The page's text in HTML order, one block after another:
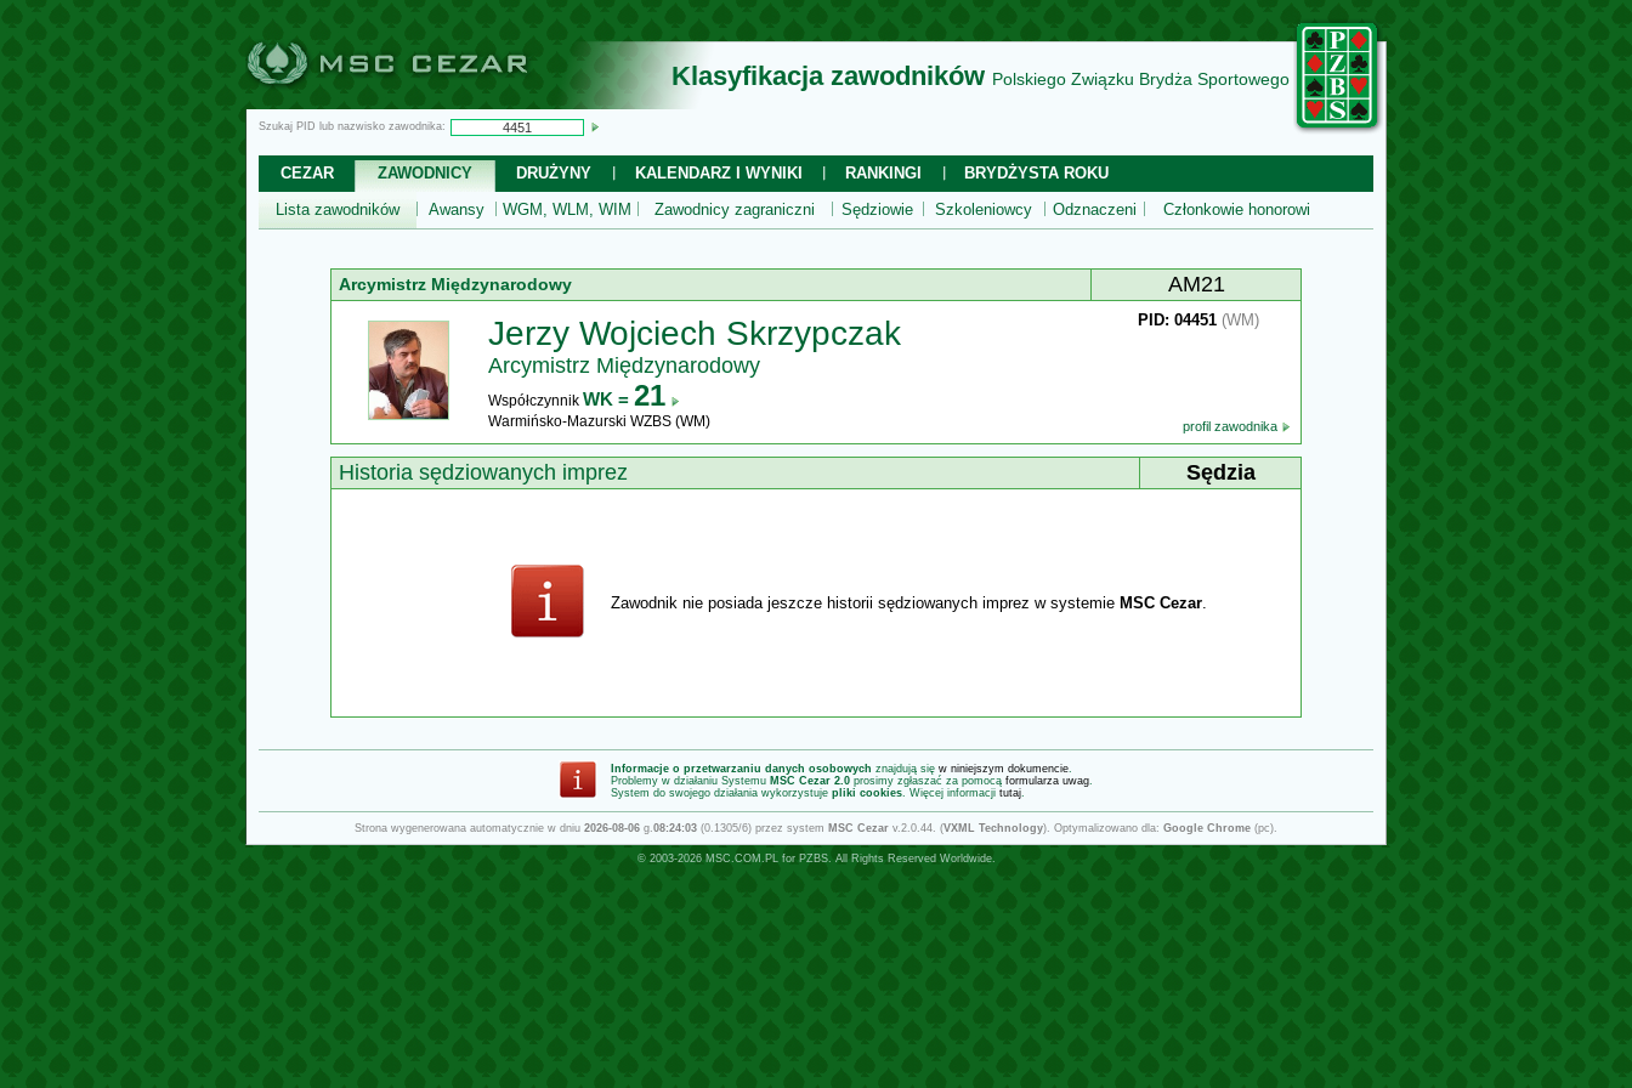
Klasyfikacja zawodników Polskiego Związku Brydża Sportowego
Szukaj PID lub nazwisko zawodnika:
CEZAR ZAWODNICY DRUŻYNY KALENDARZ I WYNIKI RANKINGI
BRYDŻYSTA ROKU
Lista zawodników
Awansy WGM, WLM, WIM Zawodnicy zagraniczni Sędziowie Szkoleniowcy Odznaczeni Członkowie honorowi
Arcymistrz Międzynarodowy AM21
Jerzy Wojciech Skrzypczak
Arcymistrz Międzynarodowy
Współczynnik WK = 21
Warmińsko-Mazurski WZBS (WM)
PID: 04451 (WM)
profil zawodnika
Historia sędziowanych imprez Sędzia
Zawodnik nie posiada jeszcze historii sędziowanych imprez w systemie MSC Cezar.
Informacje o przetwarzaniu danych osobowych znajdują się w niniejszym dokumencie.
Problemy w działaniu Systemu MSC Cezar 2.0 prosimy zgłaszać za pomocą formularza uwag.
System do swojego działania wykorzystuje pliki cookies. Więcej informacji tutaj.
Strona wygenerowana automatycznie w dniu 2026-08-06 g.08:24:03 (0.1305/6) przez system MSC Cezar v.2.0.44. (VXML Technology). Optymalizowano dla: Google Chrome (pc).
© 2003-2026 MSC.COM.PLfor PZBS. All Rights Reserved Worldwide.